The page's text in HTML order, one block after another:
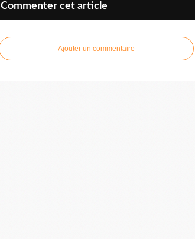
Commenter cet article
Ajouter un commentaire